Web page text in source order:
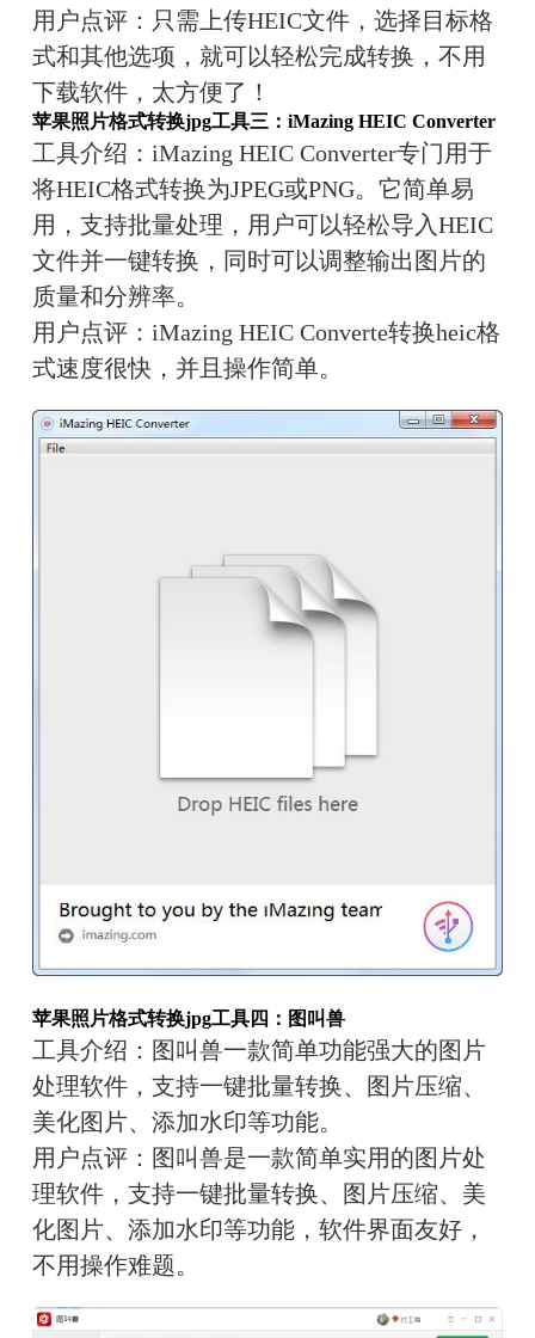
用户点评： 只需上传HEIC文件，选择目标格
式和其他选项，就可以轻松完成转换，不用
下载软件，太方便了！
苹果照片格式转换jpg工具三：iMazing HEIC Converter
工具介绍： iMazing HEIC Converter专门用于
将HEIC格式转换为JPEG或PNG。它简单易
用，支持批量处理，用户可以轻松导入HEIC
文件并一键转换，同时可以调整输出图片的
质量和分辨率。
用户点评： iMazing HEIC Converte转换heic格
式速度很快，并且操作简单。
苹果照片格式转换jpg工具四：图叫兽
工具介绍： 图叫兽一款简单功能强大的图片
处理软件，支持一键批量转换、图片压缩、
美化图片、添加水印等功能。
用户点评： 图叫兽是一款简单实用的图片处
理软件，支持一键批量转换、图片压缩、美
化图片、添加水印等功能，软件界面友好，
不用操作难题。